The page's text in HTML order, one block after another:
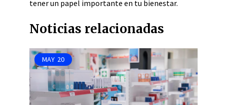
tener un papel importante en tu bienestar.
Noticias relacionadas
MAY 20